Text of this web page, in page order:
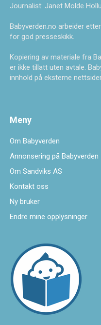
Journalist: Janet Molde
Babyverden.no arbeider
for god presseskikk.
Kopiering av materiale fra
er ikke tillatt uten avtale.
innhold på eksterne
Meny
Om Babyverden
Annonsering på Babyverden
Om Sandviks AS
Kontakt oss
Ny bruker
Endre mine opplysninger